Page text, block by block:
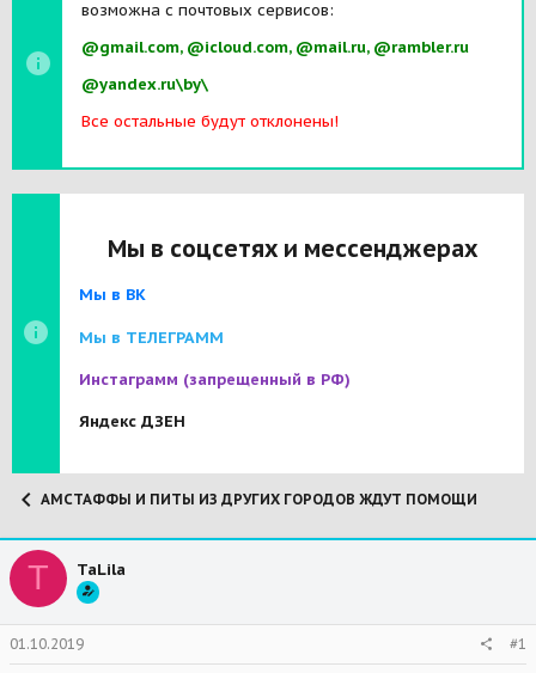
м
ы
а
а
а
возможна с почтовых сервисов:
@gmail.com, @icloud.com, @mail.ru, @rambler.ru
@yandex.ru\by\
Все остальные будут отклонены!
Мы в соцсетях и мессенджерах
Мы в ВК
Мы в ТЕЛЕГРАММ
Инстаграмм (запрещенный в РФ)
Яндекс ДЗЕН
АМСТАФФЫ И ПИТЫ ИЗ ДРУГИХ ГОРОДОВ ЖДУТ ПОМОЩИ
T TaLila
01.10.2019 #1